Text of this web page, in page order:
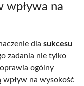
wpływa na
dla sukcesu
zadania nie tylko
ogólny
na wysokość